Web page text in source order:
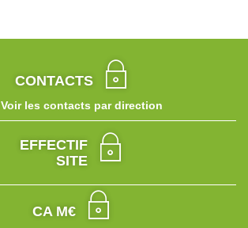
CONTACTS
Voir les contacts par direction
EFFECTIF
SITE
CA M€